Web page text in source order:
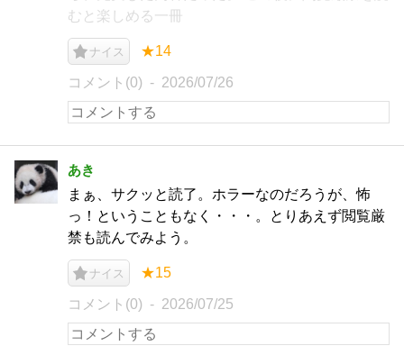
むと楽しめる一冊
ナイス ★14
コメント(0) 2026/07/26
あき
まぁ、サクッと読了。ホラーなのだろうが、怖
っ！ということもなく・・・。とりあえず閲覧厳
禁も読んでみよう。
ナイス ★15
コメント(0) 2026/07/25